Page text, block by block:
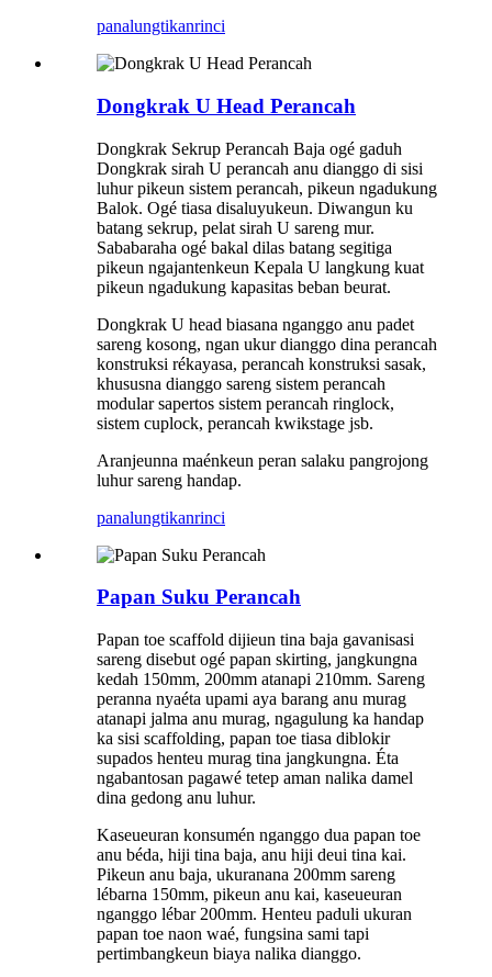
panalungtikanrinci
Dongkrak U Head Perancah
Dongkrak Sekrup Perancah Baja ogé gaduh
Dongkrak sirah U perancah anu dianggo di sisi
luhur pikeun sistem perancah, pikeun ngadukung
Balok. Ogé tiasa disaluyukeun. Diwangun ku
batang sekrup, pelat sirah U sareng mur.
Sababaraha ogé bakal dilas batang segitiga
pikeun ngajantenkeun Kepala U langkung kuat
pikeun ngadukung kapasitas beban beurat.
Dongkrak U head biasana nganggo anu padet
sareng kosong, ngan ukur dianggo dina perancah
konstruksi rékayasa, perancah konstruksi sasak,
khususna dianggo sareng sistem perancah
modular sapertos sistem perancah ringlock,
sistem cuplock, perancah kwikstage jsb.
Aranjeunna maénkeun peran salaku pangrojong
luhur sareng handap.
panalungtikanrinci
Papan Suku Perancah
Papan toe scaffold dijieun tina baja gavanisasi
sareng disebut ogé papan skirting, jangkungna
kedah 150mm, 200mm atanapi 210mm. Sareng
peranna nyaéta upami aya barang anu murag
atanapi jalma anu murag, ngagulung ka handap
ka sisi scaffolding, papan toe tiasa diblokir
supados henteu murag tina jangkungna. Éta
ngabantosan pagawé tetep aman nalika damel
dina gedong anu luhur.
Kaseueuran konsumén nganggo dua papan toe
anu béda, hiji tina baja, anu hiji deui tina kai.
Pikeun anu baja, ukuranana 200mm sareng
lébarna 150mm, pikeun anu kai, kaseueuran
nganggo lébar 200mm. Henteu paduli ukuran
papan toe naon waé, fungsina sami tapi
pertimbangkeun biaya nalika dianggo.